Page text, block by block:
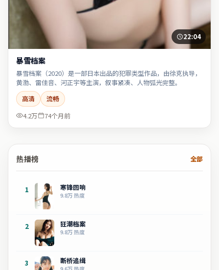
22:04
暴雪档案
暴雪档案（2020）是一部日本出品的犯罪类型作品，由徐克执导，
黄渤、雷佳音、河正宇等主演，叙事紧凑、人物弧光完整。
高清
流畅
4.2万
74个月前
热播榜 全部
1 寒锋回响
9.8万热度
2 狂潮档案
9.8万热度
3 断桥追缉
9.6万热度